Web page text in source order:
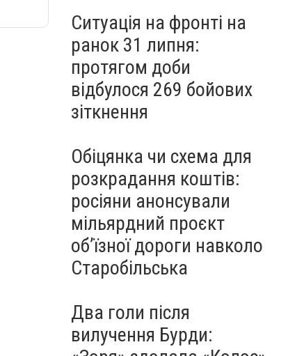
Ситуація на фронті на
ранок 31 липня:
протягом доби
відбулося 269 бойових
зіткнення
Обіцянка чи схема для
розкрадання коштів:
росіяни анонсували
мільярдний проєкт
об’їзної дороги навколо
Старобільська
Два голи після
вилучення Бурди: